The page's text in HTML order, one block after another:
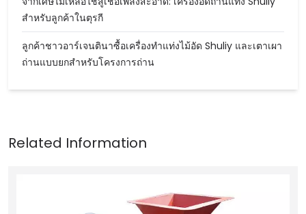
สำหรับลูกค้าในตุรกี
ลูกค้าชาวอาร์เจนตินาซื้อเครื่องทำแท่งไม้อัด Shuliy และเตาเผา
ถ่านแบบยกสำหรับโครงการถ่าน